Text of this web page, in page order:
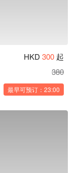
HKD 300 起
380
最早可预订：23:00